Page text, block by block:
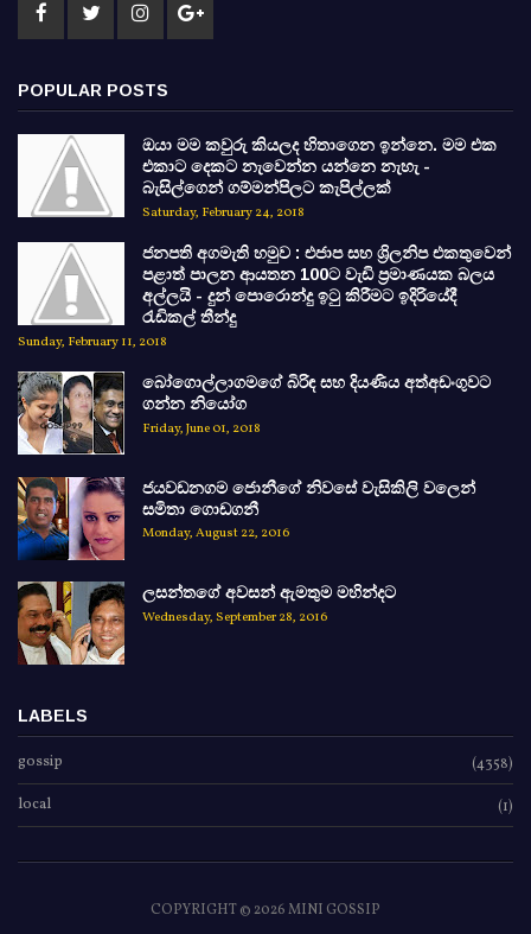
POPULAR POSTS
ඔයා මම කවුරු කියලද හිතාගෙන ඉන්නෙ. මම එක
එකාට දෙකට නැවෙන්න යන්නෙ නැහැ -
බැසිල්ගෙන් ගම්මන්පිලට කැපිල්ලක්
Saturday, February 24, 2018
ජනපති අගමැති හමුව : එජාප සහ ශ්‍රිලනිප එකතුවෙන්
පළාත් පාලන ආයතන 100ට වැඩි ප්‍රමාණයක බලය
අල්ලයි - දුන් පොරොන්දු ඉටු කිරීමට ඉදිරියේදී
රැඩිකල් තීන්දු
Sunday, February 11, 2018
බෝගොල්ලාගමගේ බිරිඳ සහ දියණිය අත්අඩංගුවට
ගන්න නියෝග
Friday, June 01, 2018
ජයවඩනගම ජොනීගේ නිවසේ වැසිකිලි වලෙන්
සමිතා ගොඩගනී
Monday, August 22, 2016
ලසන්තගේ අවසන් ඇමතුම මහින්දට
Wednesday, September 28, 2016
LABELS
gossip (4358)
local (1)
COPYRIGHT ©2026 MINI GOSSIP